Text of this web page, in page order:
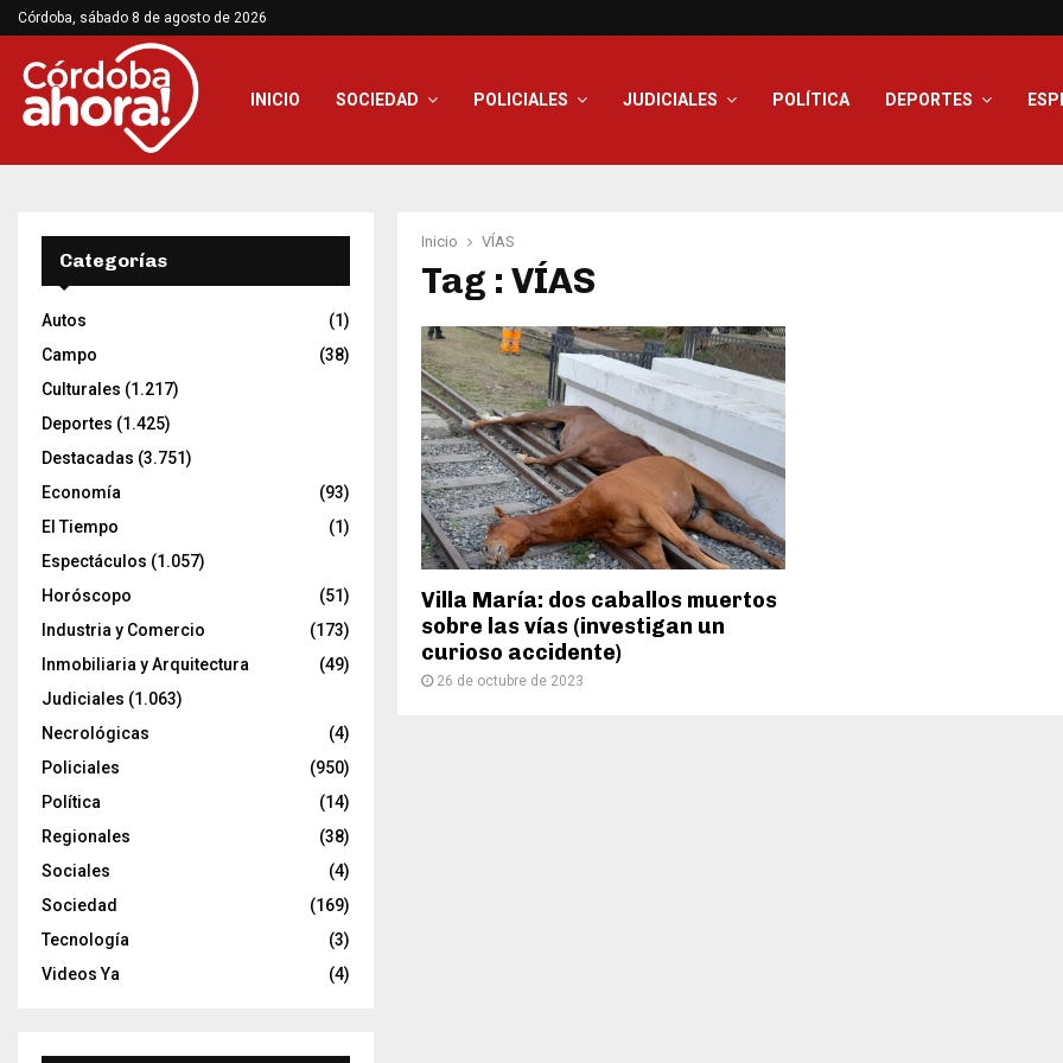
Córdoba, sábado 8 de agosto de 2026
INICIO SOCIEDAD POLICIALES JUDICIALES POLÍTICA DEPORTES
Inicio VÍAS
Tag : VÍAS
Villa María: dos caballos muertos
sobre las vías (investigan un
curioso accidente)
26 de octubre de 2023
Categorías
Autos
(1)
Campo
(38)
Culturales (1.217)
Deportes (1.425)
Destacadas (3.751)
Economía
(93)
El Tiempo
(1)
Espectáculos (1.057)
Horóscopo
(51)
Industria y Comercio
(173)
Inmobiliaria y Arquitectura
(49)
Judiciales (1.063)
Necrológicas
(4)
Policiales
(950)
Política
(14)
Regionales
(38)
Sociales
(4)
Sociedad
(169)
Tecnología
(3)
Videos Ya
(4)